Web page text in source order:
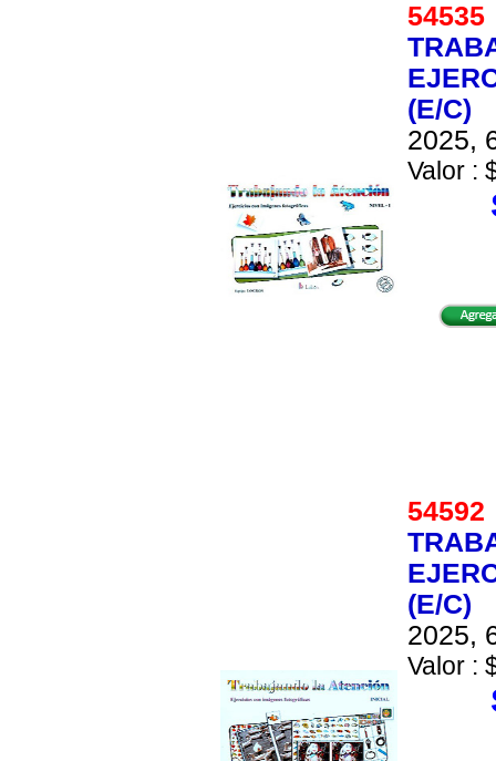
(E/C)
2025,
Valor :
(E/C)
2025,
Valor :